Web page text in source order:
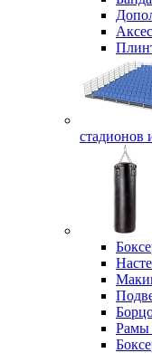
стадионов
Рамы